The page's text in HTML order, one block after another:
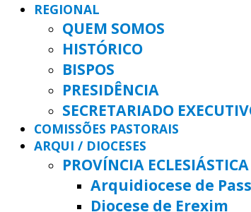
REGIONAL
QUEM SOMOS
HISTÓRICO
BISPOS
PRESIDÊNCIA
SECRETARIADO
COMISSÕES PASTORAIS
ARQUI / DIOCESES
PROVÍNCIA
Arquidiocese de
Diocese de Erexim